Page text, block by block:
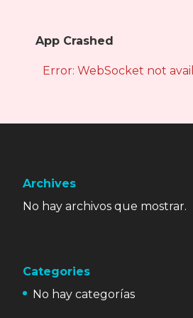
App Crashed
Error: WebSocket not
Archives
No hay archivos que mostrar.
Categories
No hay categorías